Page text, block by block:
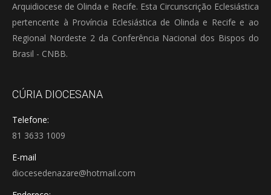
Arquidiocese de Olinda e Recife. Esta Circunscrição Eclesiástica
pertencente à Província Eclesiástica de Olinda e Recife e ao
Regional Nordeste 2 da Conferência Nacional dos Bispos do
Brasil - CNBB.
CÚRIA DIOCESANA
Telefone:
81 3633 1009
E-mail
diocesedenazare@hotmail.com